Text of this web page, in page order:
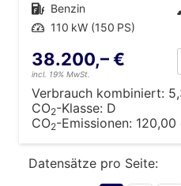
Kraftstoff Benzin
Leistung 110 kW (150 PS)
38.200,– €
incl. 19% MwSt.
Verbrauch kombiniert:
CO2-Klasse: D
CO2-Emissionen: 120,00
Datensätze pro Seite: